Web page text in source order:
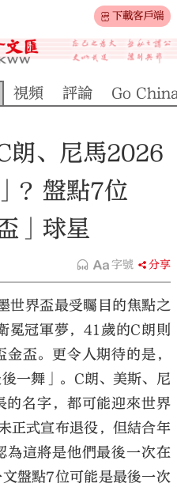
下載客戶端
視頻 評論 Go
朗、尼馬2026
？盤點7位
」球星
字號 分享
世界盃最受矚目的焦點之
冕冠軍夢，41歲的C朗則
盃。更令人期待的是，
一舞」。C朗、美斯、尼
名字，都可能迎來世界
正式宣布退役，但結合年
為這將是他們最後一次在
盤點7位可能是最後一次